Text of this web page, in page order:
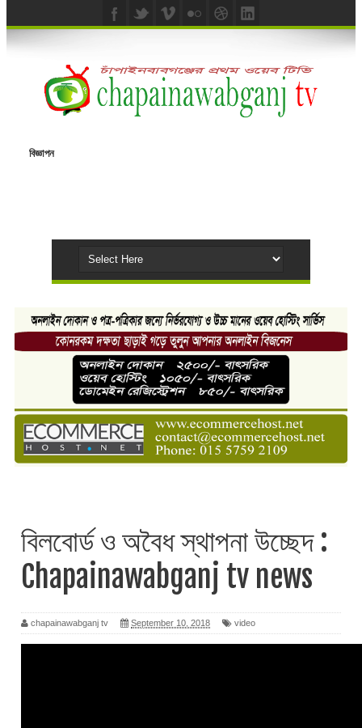
বিজ্ঞাপন
বিলবোর্ড ও অবৈধ স্থাপনা উচ্ছেদ :
Chapainawabganj tv news
chapainawabganj tv September 10, 2018 video